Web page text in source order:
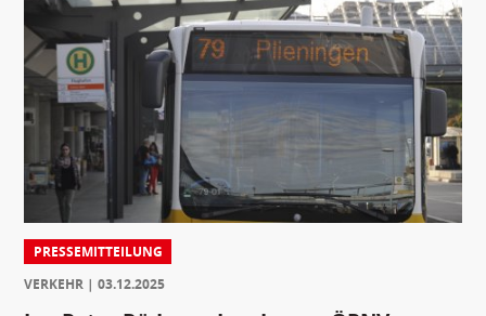
PRESSEMITTEILUNG
VERKEHR
03.12.2025